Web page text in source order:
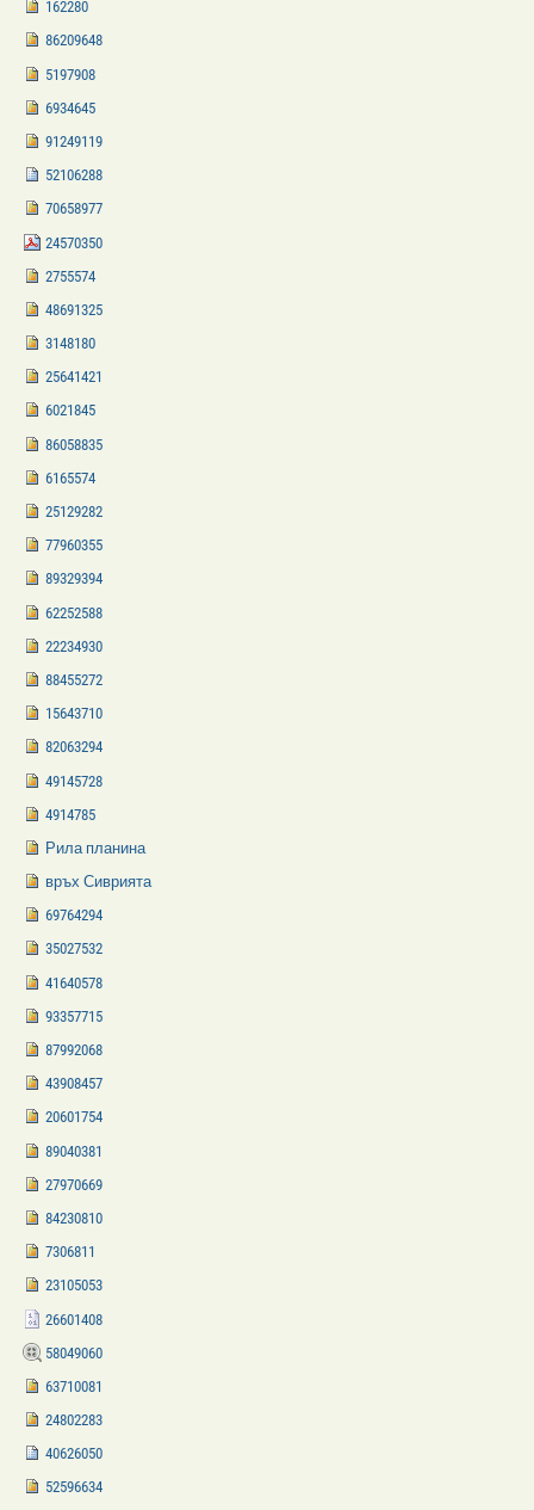
162280
86209648
5197908
6934645
91249119
52106288
70658977
24570350
2755574
48691325
3148180
25641421
6021845
86058835
6165574
25129282
77960355
89329394
62252588
22234930
88455272
15643710
82063294
49145728
4914785
Рила планина
връх Сиврията
69764294
35027532
41640578
93357715
87992068
43908457
20601754
89040381
27970669
84230810
7306811
23105053
26601408
58049060
63710081
24802283
40626050
52596634